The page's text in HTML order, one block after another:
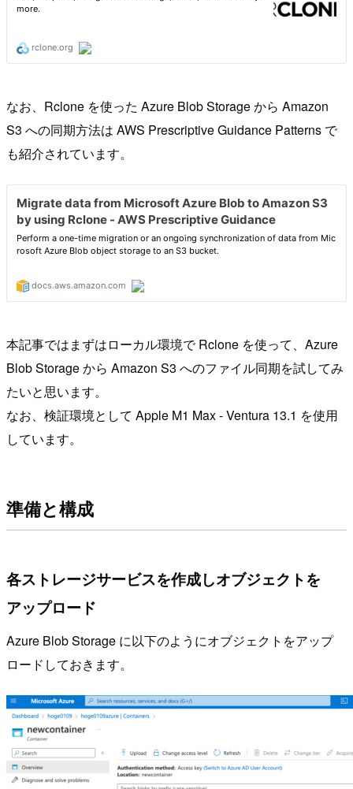
なお、Rclone を使った Azure Blob Storage から Amazon
S3 への同期方法は AWS Prescriptive Guidance Patterns で
も紹介されています。
本記事ではまずはローカル環境で Rclone を使って、Azure
Blob Storage から Amazon S3 へのファイル同期を試してみ
たいと思います。
なお、検証環境として Apple M1 Max - Ventura 13.1 を使用
しています。
準備と構成
各ストレージサービスを作成しオブジェクトを
アップロード
Azure Blob Storage に以下のようにオブジェクトをアップ
ロードしておきます。